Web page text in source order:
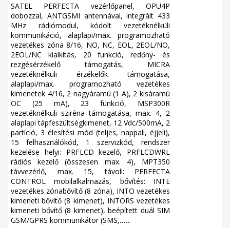
SATEL PERFECTA vezérlőpanel, OPU4P
dobozzal, ANTGSMI antennával, integrált 433
MHz rádiómodul, kódolt vezetéknélküli
kommunikáció, alaplapi/max. programozható
vezetékes zóna 8/16, NO, NC, EOL, 2EOL/NO,
2EOL/NC kialkítás, 20 funkció, redőny- és
rezgésérzékelő támogatás, MICRA
vezetéknélküli érzékelők támogatása,
alaplapi/max. programozható vezetékes
kimenetek 4/16, 2 nagyáramú (1 A), 2 kisáramú
OC (25 mA), 23 funkció, MSP300R
vezetéknélküli sziréna támogatása, max. 4, 2
alaplapi tápfeszültségkimenet, 12 Vdc/500mA, 2
partíció, 3 élesítési mód (teljes, nappali, éjjeli),
15 felhasználókód, 1 szervizkód, rendszer
kezelése helyi: PRFLCD kezelő, PRFLCDWRL
rádiós kezelő (összesen max. 4), MPT350
távvezérlő, max. 15, távoli: PERFECTA
CONTROL mobilalkalmazás, bővítés: INTE
vezetékes zónabővítő (8 zóna), INTO vezetékes
kimeneti bővítő (8 kimenet), INTORS vezetékes
kimeneti bővítő (8 kimenet), beépített duál SIM
GSM/GPRS kommunikátor (SMS,.....